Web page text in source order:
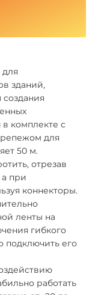
для
зданий,
в комплекте с
для
50 м.
отрезав
а при
коннекторы.
ленты на
гибкого
подключить его
работать